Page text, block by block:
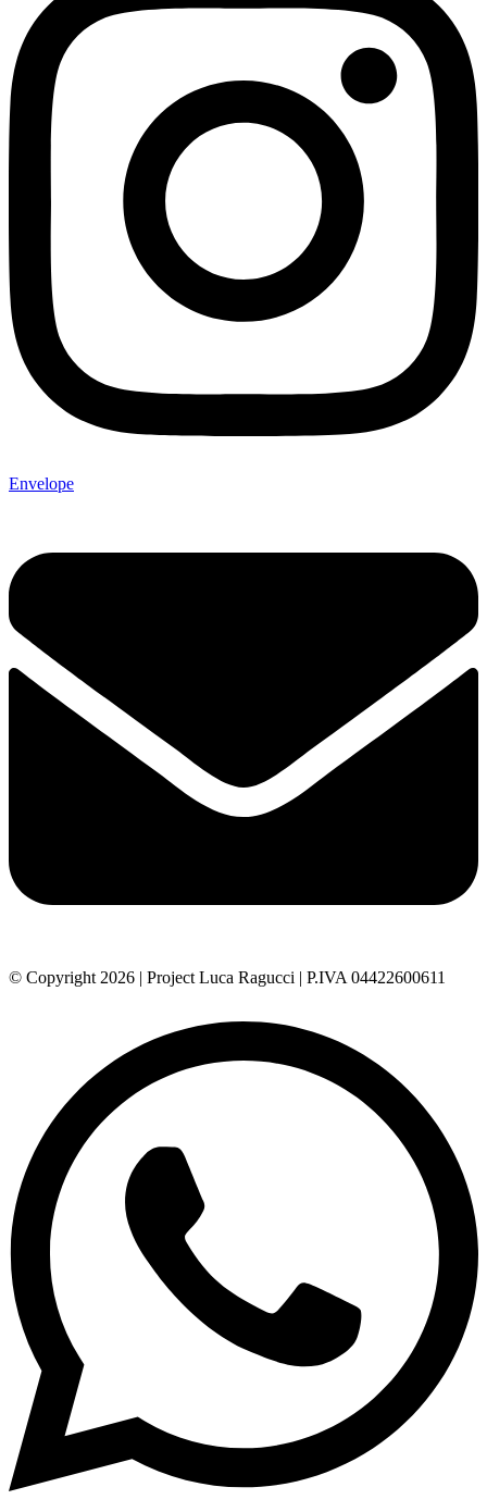
Envelope
© Copyright 2026 | Project Luca Ragucci | P.IVA 04422600611